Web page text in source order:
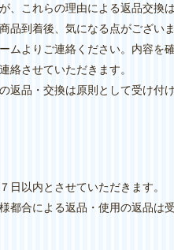
、これらの理由による返品交換
品到着後、気になる点がござい
ムよりご連絡ください。内容を
絡させていただきます。
返品・交換は原則として受け付
日以内とさせていただきます。
都合による返品・使用の返品は